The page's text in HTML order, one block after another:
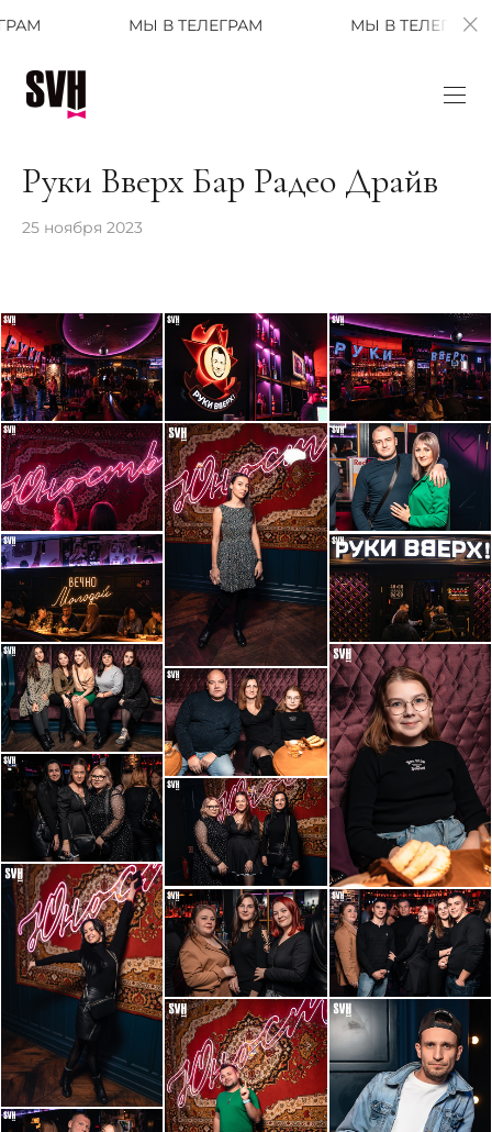
МЫ В ТЕЛЕГРАМ МЫ В ТЕЛЕГРАМ
Руки Вверх Бар Радео Драйв
25 ноября 2023